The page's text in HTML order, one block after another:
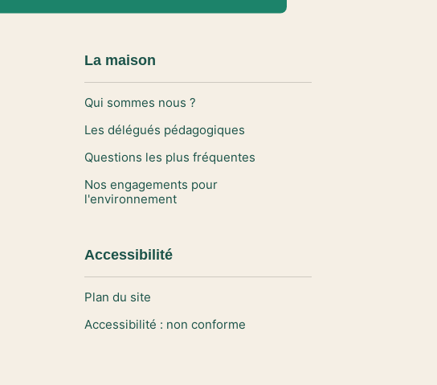
La maison
Qui sommes nous ?
Les délégués pédagogiques
Questions les plus fréquentes
Nos engagements pour
l'environnement
Accessibilité
Plan du site
Accessibilité : non conforme